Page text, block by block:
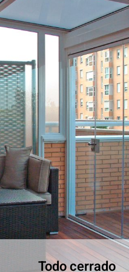
Todo cerrado